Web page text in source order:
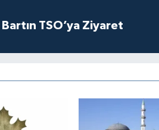
TSO’ya Ziyaret